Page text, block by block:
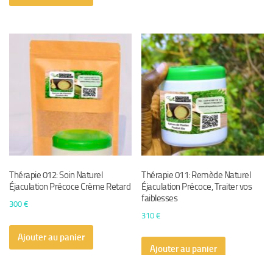
Thérapie 012: Soin Naturel
Éjaculation Précoce Crème Retard
300 €
Ajouter au panier
Thérapie 011: Remède Naturel
Éjaculation Précoce, Traiter vos
faiblesses
310€
Ajouter au panier